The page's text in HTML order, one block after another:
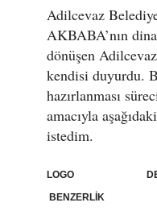
Adilcevaz
AKBABA’nın
dönüşen
kendisi duyurdu.
hazırlanması
amacıyla
istedim.
LOGO
BENZERLİK